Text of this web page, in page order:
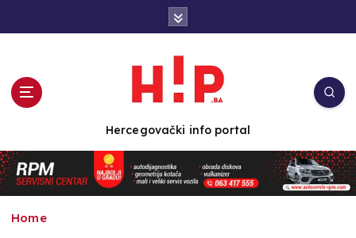
n
t
e
Hercegovački info portal
Home